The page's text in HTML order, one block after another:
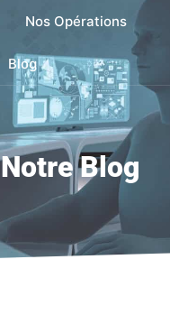
Nos Opérations
Blog
Notre Blog